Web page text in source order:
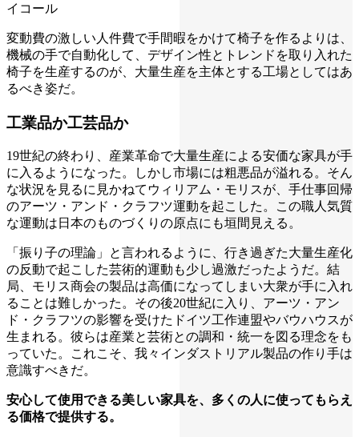
イコール
変動費の激しい人件費で手間暇をかけて椅子を作るよりは、
機械の手で自動化して、デザイン性とトレンドを取り入れた
椅子を生産するのが、大量生産を主体とする工場としてはあ
るべき姿だ。
工業品か工芸品か
19世紀の終わり、産業革命で大量生産による安価な家具が手
に入るようになった。しかし市場には粗悪品が溢れる。そん
な状況を見るに見かねてウィリアム・モリスが、手仕事回帰
のアーツ・アンド・クラフツ運動を起こした。この職人気質
な運動は日本のものづくりの原点にも垣間見える。
「振り子の理論」と言われるように、行き過ぎた大量生産化
の反動で起こした芸術的運動も少し過激だったようだ。結
局、モリス商会の製品は高価になってしまい大衆が手に入れ
ることは難しかった。その後20世紀に入り、アーツ・アン
ド・クラフツの影響を受けたドイツ工作連盟やバウハウスが
生まれる。彼らは産業と芸術との調和・統一を図る理念をも
っていた。これこそ、我々インダストリアル製品の作り手は
意識すべきだ。
安心して使用できる美しい家具を、多くの人に使ってもらえ
る価格で提供する。